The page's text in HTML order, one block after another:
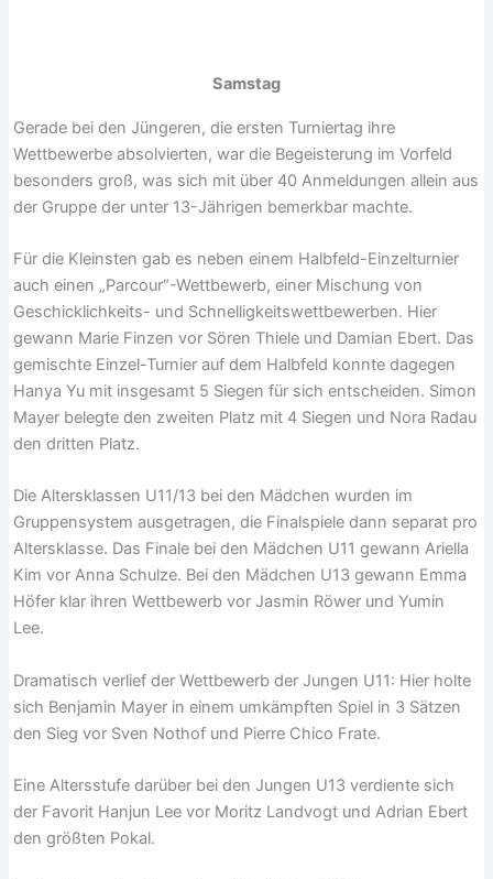
Samstag
Gerade bei den Jüngeren, die ersten Turniertag ihre
Wettbewerbe absolvierten, war die Begeisterung im Vorfeld
besonders groß, was sich mit über 40 Anmeldungen allein aus
der Gruppe der unter 13-Jährigen bemerkbar machte.
Für die Kleinsten gab es neben einem Halbfeld-Einzelturnier
auch einen „Parcour“-Wettbewerb, einer Mischung von
Geschicklichkeits- und Schnelligkeitswettbewerben. Hier
gewann Marie Finzen vor Sören Thiele und Damian Ebert. Das
gemischte Einzel-Turnier auf dem Halbfeld konnte dagegen
Hanya Yu mit insgesamt 5 Siegen für sich entscheiden. Simon
Mayer belegte den zweiten Platz mit 4 Siegen und Nora Radau
den dritten Platz.
Die Altersklassen U11/13 bei den Mädchen wurden im
Gruppensystem ausgetragen, die Finalspiele dann separat pro
Altersklasse. Das Finale bei den Mädchen U11 gewann Ariella
Kim vor Anna Schulze. Bei den Mädchen U13 gewann Emma
Höfer klar ihren Wettbewerb vor Jasmin Röwer und Yumin
Lee.
Dramatisch verlief der Wettbewerb der Jungen U11: Hier holte
sich Benjamin Mayer in einem umkämpften Spiel in 3 Sätzen
den Sieg vor Sven Nothof und Pierre Chico Frate.
Eine Altersstufe darüber bei den Jungen U13 verdiente sich
der Favorit Hanjun Lee vor Moritz Landvogt und Adrian Ebert
den größten Pokal.